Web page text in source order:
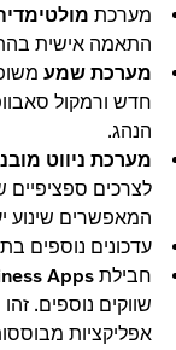
מערכת
התאמה אישית
מערכת שמע
חדש ורמקול
הנהג.
מערכת ניווט
לצרכים ספציפיים
המאפשרים שינוע
עדכונים נוספים
חבילת Apps
שווקים נוספים.
אפליקציות